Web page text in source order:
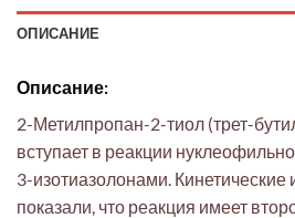
ОПИСАНИЕ
Описание:
2-Метилпропан-2-тиол (трет-
вступает в реакции
3-изотиазолонами. Кинетические
показали, что реакция имеет